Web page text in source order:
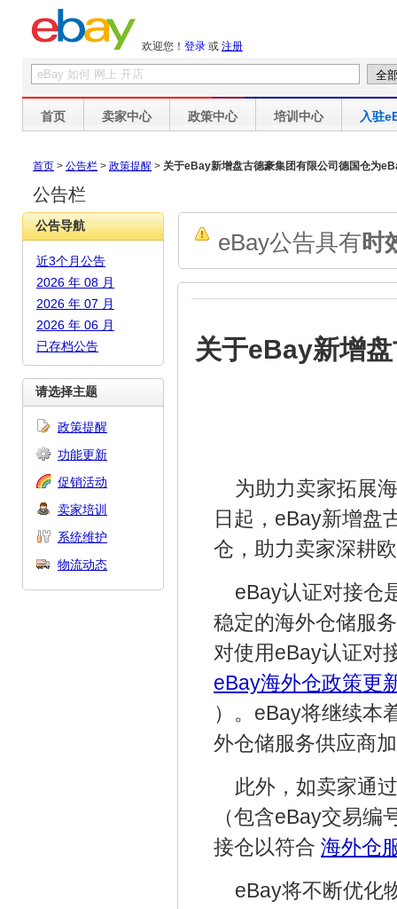
欢迎您！ 登录 或 注册
首页 卖家中心 政策中心 培训中心 入驻
首页 > 公告栏 > 政策提醒 > 关于eBay新增盘古德豪集团有限公司德国仓为
公告栏
公告导航
近3个月公告
2026 年 08 月
2026 年 07 月
2026 年 06 月
已存档公告
请选择主题
政策提醒
功能更新
促销活动
卖家培训
系统维护
物流动态
eBay公告具有时
关于eBay新增
为助力卖家拓展
日起，eBay新增盘
仓，助力卖家深耕
eBay认证对接仓
稳定的海外仓储服
对使用eBay认证对
eBay海外仓政策更
）。eBay将继续本
外仓储服务供应商
此外，如卖家通
（包含eBay交易
接仓以符合 海外仓
eBay将不断优化